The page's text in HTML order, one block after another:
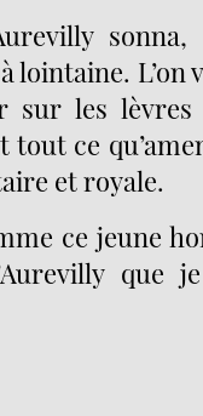
lointaine.
sur les
tout ce
et royale.
ce jeune
que